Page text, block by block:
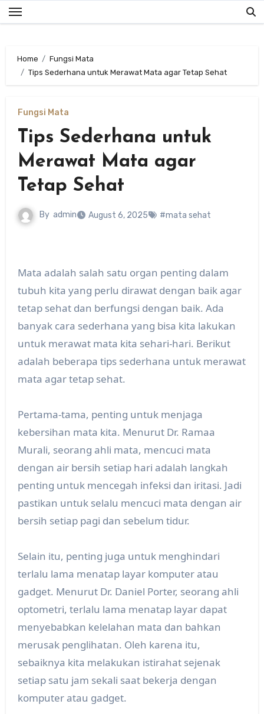
Skip
to
Home
Fungsi Mata
Tips Sederhana untuk Merawat Mata agar Tetap Sehat
Fungsi Mata
Tips Sederhana untuk
Merawat Mata agar
Tetap Sehat
By admin August 6, 2025 #mata sehat
Mata adalah salah satu organ penting dalam
tubuh kita yang perlu dirawat dengan baik agar
tetap sehat dan berfungsi dengan baik. Ada
banyak cara sederhana yang bisa kita lakukan
untuk merawat mata kita sehari-hari. Berikut
adalah beberapa tips sederhana untuk merawat
mata agar tetap sehat.
Pertama-tama, penting untuk menjaga
kebersihan mata kita. Menurut Dr. Ramaa
Murali, seorang ahli mata, mencuci mata
dengan air bersih setiap hari adalah langkah
penting untuk mencegah infeksi dan iritasi. Jadi
pastikan untuk selalu mencuci mata dengan air
bersih setiap pagi dan sebelum tidur.
Selain itu, penting juga untuk menghindari
terlalu lama menatap layar komputer atau
gadget. Menurut Dr. Daniel Porter, seorang ahli
optometri, terlalu lama menatap layar dapat
menyebabkan kelelahan mata dan bahkan
merusak penglihatan. Oleh karena itu,
sebaiknya kita melakukan istirahat sejenak
setiap satu jam sekali saat bekerja dengan
komputer atau gadget.